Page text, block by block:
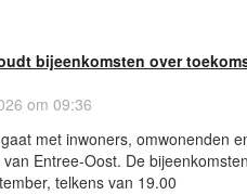
bijeenkomsten over
om 09:36
met inwoners, omwonenden
Entree-Oost. De
telkens van 19.00